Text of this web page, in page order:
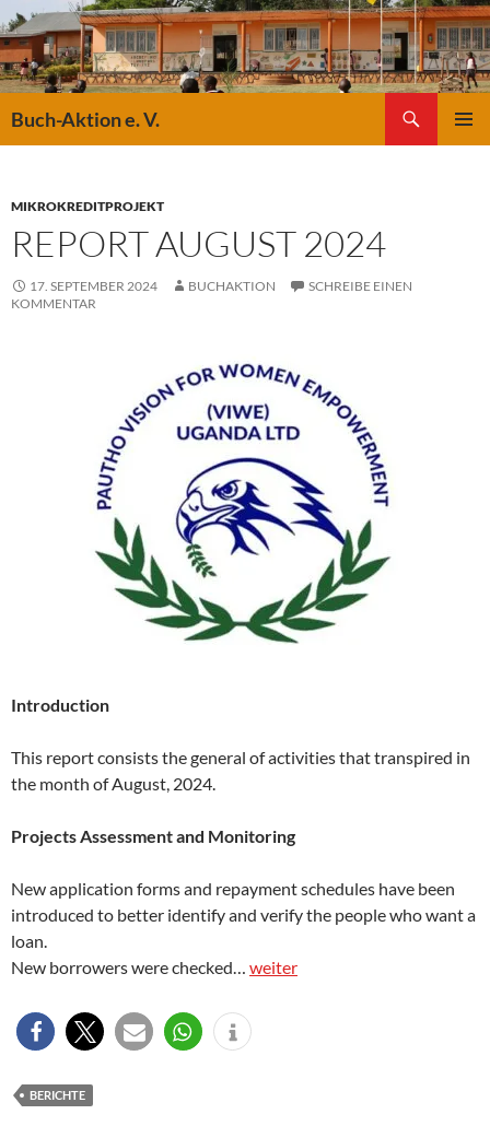
Buch-Aktion e. V.
MIKROKREDITPROJEKT
REPORT AUGUST 2024
17. SEPTEMBER 2024 BUCHAKTION
SCHREIBE EINEN
KOMMENTAR
Introduction
This report consists the general of activities that transpired in
the month of August, 2024.
Projects Assessment and Monitoring
New application forms and repayment schedules have been
introduced to better identify and verify the people who want a
loan.
New borrowers were checked… weiter
BERICHTE